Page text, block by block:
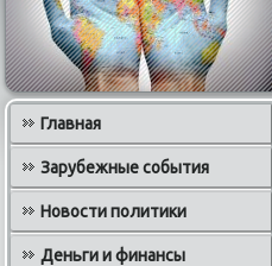
Главная
Зарубежные события
Новости политики
Деньги и финансы